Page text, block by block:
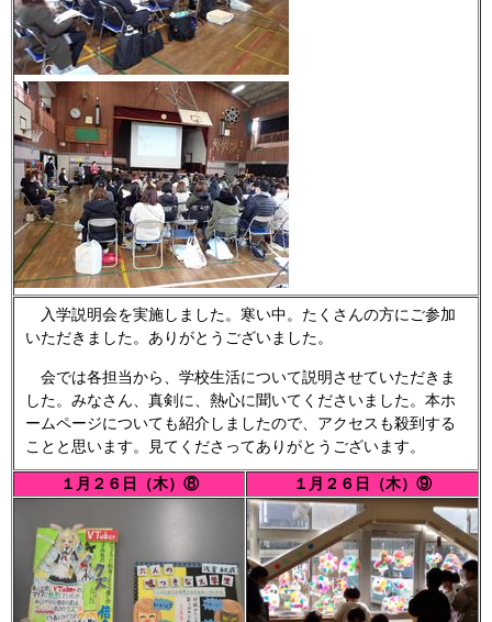
入学説明会を実施しました。寒い中。たくさんの方にご参加
いただきました。ありがとうございました。
会では各担当から、学校生活について説明させていただきま
した。みなさん、真剣に、熱心に聞いてくださいました。本ホ
ームページについても紹介しましたので、アクセスも殺到する
ことと思います。見てくださってありがとうございます。
１月２６日（木）⑧ １月２６日（木）⑨